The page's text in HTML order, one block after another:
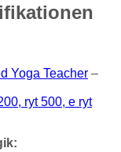
Yoga Teacher –
ryt 500, e ryt